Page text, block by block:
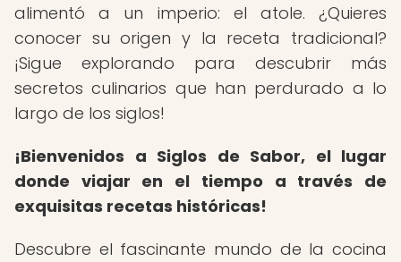
alimentó a un imperio: el atole. ¿Quieres
conocer su origen y la receta tradicional?
¡Sigue explorando para descubrir más
secretos culinarios que han perdurado a lo
largo de los siglos!
¡Bienvenidos a Siglos de Sabor, el lugar
donde viajar en el tiempo a través de
exquisitas recetas históricas!
Descubre el fascinante mundo de la cocina